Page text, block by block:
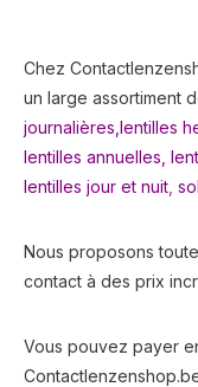
Chez
un large assortiment
journalières, lentilles
lentilles annuelles
lentilles jour et nuit
Nous proposons
contact à des prix
Vous pouvez payer